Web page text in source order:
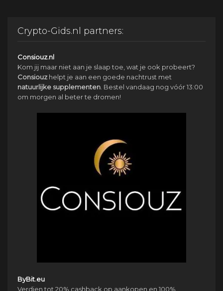
Crypto-Gids.nl partners:
Consiouz.nl
Kom jij maar niet aan je slaap toe, wat je ook probeert?
Consiouz helpt je aan een goede nachtrust met
natuurlijke supplementen . Bestel vandaag nog vóór 13:00
om morgen al beter te dromen!
ByBit.eu
Verdien tot 20% cashback op aankopen en 100%